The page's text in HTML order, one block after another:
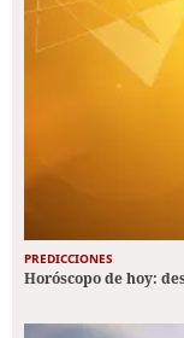
PREDICCIONES
Horóscopo de hoy: